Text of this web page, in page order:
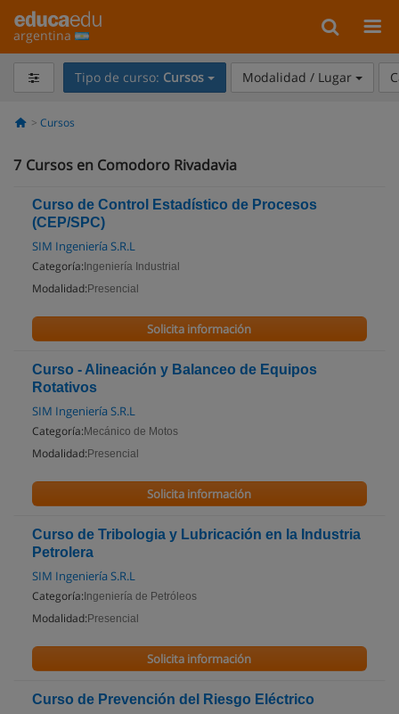
argentina
Tipo de curso: Cursos Modalidad / Lugar
Cursos
7 Cursos en Comodoro Rivadavia
Curso de Control Estadístico de Procesos
(CEP/SPC)
SIM Ingeniería S.R.L
Categoría: Ingeniería Industrial
Modalidad: Presencial
Solicita información
Curso - Alineación y Balanceo de Equipos
Rotativos
SIM Ingeniería S.R.L
Categoría: Mecánico de Motos
Modalidad: Presencial
Solicita información
Curso de Tribologia y Lubricación en la Industria
Petrolera
SIM Ingeniería S.R.L
Categoría: Ingeniería de Petróleos
Modalidad: Presencial
Solicita información
Curso de Prevención del Riesgo Eléctrico